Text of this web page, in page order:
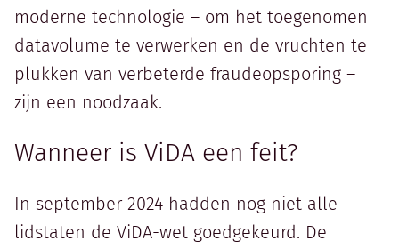
moderne technologie – om het toegenomen
datavolume te verwerken en de vruchten te
plukken van verbeterde fraudeopsporing –
zijn een noodzaak.
Wanneer is ViDA een feit?
In september 2024 hadden nog niet alle
lidstaten de ViDA-wet goedgekeurd. De